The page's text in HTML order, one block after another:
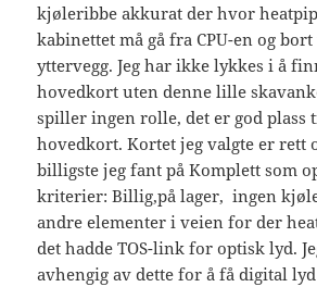
kjøleribbe akkurat der hvor
kabinettet må gå fra CPU-en og
yttervegg. Jeg har ikke lykkes i å
hovedkort uten denne lille
spiller ingen rolle, det er god plass
hovedkort. Kortet jeg valgte er rett
billigste jeg fant på Komplett som
kriterier: Billig,på lager, ingen
andre elementer i veien for der
det hadde TOS-link for optisk lyd.
avhengig av dette for å få digital